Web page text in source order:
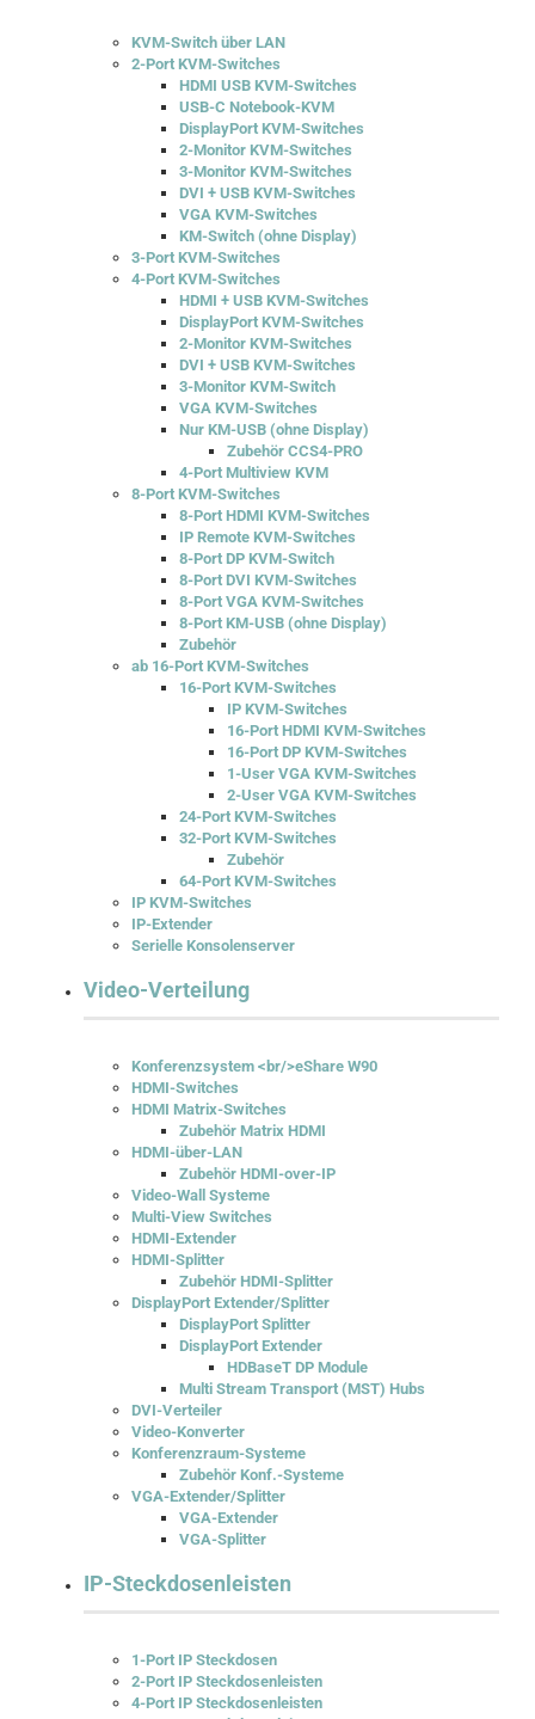
KVM-Switch über LAN
2-Port KVM-Switches
HDMI USB KVM-Switches
USB-C Notebook-KVM
DisplayPort KVM-Switches
2-Monitor KVM-Switches
3-Monitor KVM-Switches
DVI + USB KVM-Switches
VGA KVM-Switches
KM-Switch (ohne Display)
3-Port KVM-Switches
4-Port KVM-Switches
HDMI + USB KVM-Switches
DisplayPort KVM-Switches
2-Monitor KVM-Switches
DVI + USB KVM-Switches
3-Monitor KVM-Switch
VGA KVM-Switches
Nur KM-USB (ohne Display)
Zubehör CCS4-PRO
4-Port Multiview KVM
8-Port KVM-Switches
8-Port HDMI KVM-Switches
IP Remote KVM-Switches
8-Port DP KVM-Switch
8-Port DVI KVM-Switches
8-Port VGA KVM-Switches
8-Port KM-USB (ohne Display)
Zubehör
ab 16-Port KVM-Switches
16-Port KVM-Switches
IP KVM-Switches
16-Port HDMI KVM-Switches
16-Port DP KVM-Switches
1-User VGA KVM-Switches
2-User VGA KVM-Switches
24-Port KVM-Switches
32-Port KVM-Switches
Zubehör
64-Port KVM-Switches
IP KVM-Switches
IP-Extender
Serielle Konsolenserver
Video-Verteilung
Konferenzsystem <br/>eShare W90
HDMI-Switches
HDMI Matrix-Switches
Zubehör Matrix HDMI
HDMI-über-LAN
Zubehör HDMI-over-IP
Video-Wall Systeme
Multi-View Switches
HDMI-Extender
HDMI-Splitter
Zubehör HDMI-Splitter
DisplayPort Extender/Splitter
DisplayPort Splitter
DisplayPort Extender
HDBaseT DP Module
Multi Stream Transport (MST) Hubs
DVI-Verteiler
Video-Konverter
Konferenzraum-Systeme
Zubehör Konf.-Systeme
VGA-Extender/Splitter
VGA-Extender
VGA-Splitter
IP-Steckdosenleisten
1-Port IP Steckdosen
2-Port IP Steckdosenleisten
4-Port IP Steckdosenleisten